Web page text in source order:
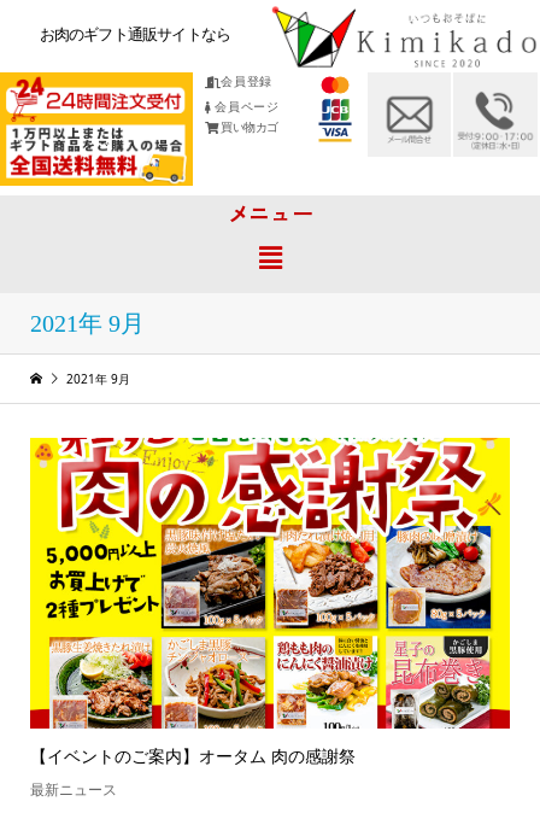
お肉のギフト通販サイトなら
会員登録
会員ページ
買い物カゴ
メニュー
2021年 9月
2021年 9月
【イベントのご案内】オータム 肉の感謝祭
最新ニュース